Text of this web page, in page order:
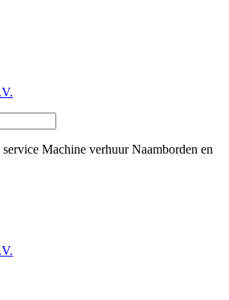
service Machine verhuur Naamborden en